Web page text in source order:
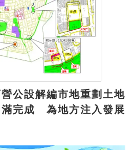
公設解編市地重劃土地
滿完成 為地方注入發展